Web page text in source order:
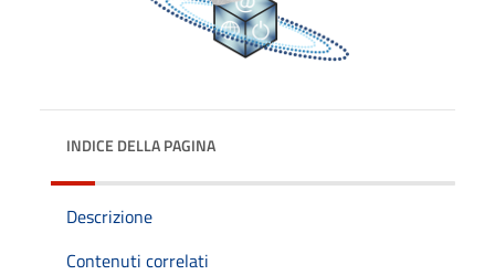
INDICE DELLA PAGINA
Descrizione
Contenuti correlati